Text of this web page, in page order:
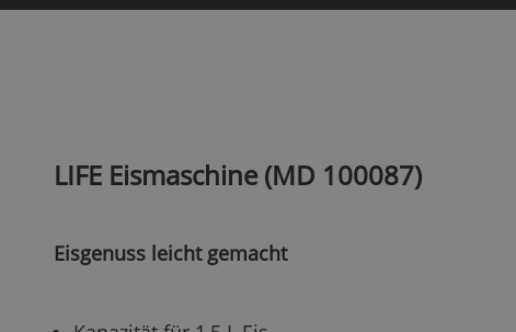
LIFE Eismaschine (MD 100087)
Eisgenuss leicht gemacht